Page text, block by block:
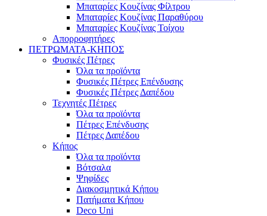
Μπαταρίες Κουζίνας Φίλτρου
Μπαταρίες Κουζίνας Παραθύρου
Μπαταρίες Κουζίνας Τοίχου
Απορροφητήρες
ΠΕΤΡΩΜΑΤΑ-ΚΗΠΟΣ
Φυσικές Πέτρες
Όλα τα προϊόντα
Φυσικές Πέτρες Επένδυσης
Φυσικές Πέτρες Δαπέδου
Τεχνητές Πέτρες
Όλα τα προϊόντα
Πέτρες Επένδυσης
Πέτρες Δαπέδου
Κήπος
Όλα τα προϊόντα
Βότσαλα
Ψηφίδες
Διακοσμητικά Κήπου
Πατήματα Κήπου
Deco Uni